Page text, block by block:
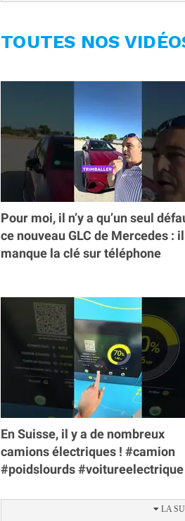
TOUTES NOS
Pour moi, il n’y a qu’un seul
ce nouveau GLC de Mercedes : il
manque la clé sur téléphone
En Suisse, il y a de nombreux
camions électriques ! #camion
#poidslourds #voitureelectrique